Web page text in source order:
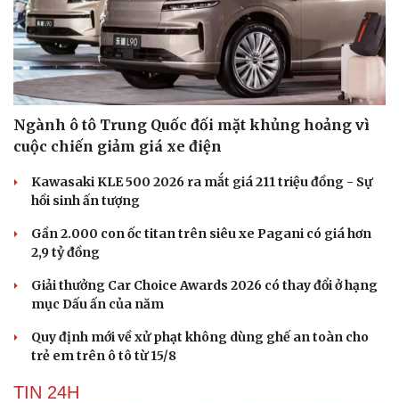
Du lịch
Săn Tour
check-in
Podcast
Đọc truyện đêm khuya
Hạt giống tâm hồn
Ngành ô tô Trung Quốc đối mặt khủng hoảng vì
cuộc chiến giảm giá xe điện
Kawasaki KLE 500 2026 ra mắt giá 211 triệu đồng - Sự
hồi sinh ấn tượng
Gần 2.000 con ốc titan trên siêu xe Pagani có giá hơn
2,9 tỷ đồng
Giải thưởng Car Choice Awards 2026 có thay đổi ở hạng
mục Dấu ấn của năm
Quy định mới về xử phạt không dùng ghế an toàn cho
trẻ em trên ô tô từ 15/8
TIN 24H